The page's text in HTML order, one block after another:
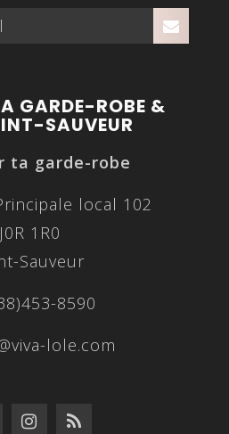
GARDE-ROBE &
SAUVEUR
ta garde-robe
local 102
J0R 1R0
Sauveur
8590
lole.com